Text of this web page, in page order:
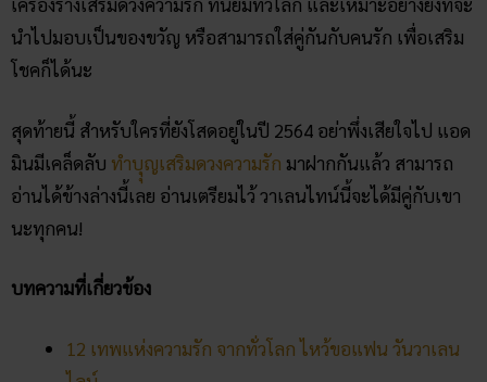
นำไปมอบเป็นของขวัญ หรือสามารถใส่คู่กันกับคนรัก เพื่อเสริม
โชคก็ได้นะ
สุดท้ายนี้ สำหรับใครที่ยังโสดอยู่ในปี 2564 อย่าพึ่งเสียใจไป แอด
มินมีเคล็ดลับ ทำบุุญเสริมดวงความรัก มาฝากกันแล้ว สามารถ
อ่านได้ข้างล่างนี้เลย อ่านเตรียมไว้ วาเลนไทน์นี้จะได้มีคู่กับเขา
นะทุกคน!
บทความที่เกี่ยวข้อง
12 เทพแห่งความรัก จากทั่วโลก ไหว้ขอแฟน วันวาเลน